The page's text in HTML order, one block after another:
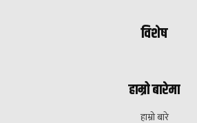
विशेष
हाम्रो बारेमा
हाम्रो बारे